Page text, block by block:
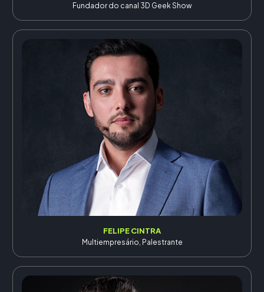
Fundador do canal 3D Geek Show
FELIPE CINTRA
Multiempresário, Palestrante